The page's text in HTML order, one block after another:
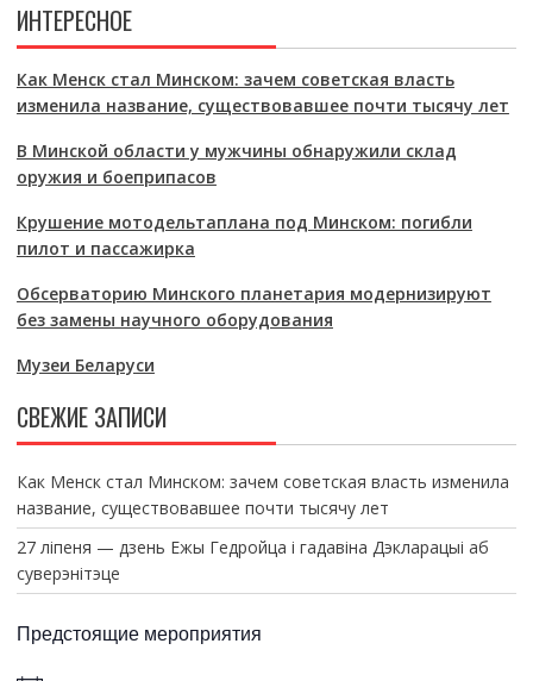
ИНТЕРЕСНОЕ
Как Менск стал Минском: зачем советская власть
изменила название, существовавшее почти тысячу лет
В Минской области у мужчины обнаружили склад
оружия и боеприпасов
Крушение мотодельтаплана под Минском: погибли
пилот и пассажирка
Обсерваторию Минского планетария модернизируют
без замены научного оборудования
Музеи Беларуси
СВЕЖИЕ ЗАПИСИ
Как Менск стал Минском: зачем советская власть изменила
название, существовавшее почти тысячу лет
27 ліпеня — дзень Ежы Гедройца і гадавіна Дэкларацыі аб
суверэнітэце
Предстоящие мероприятия